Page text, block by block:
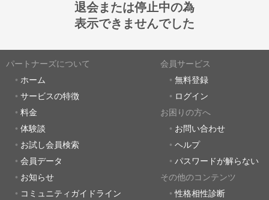
退会または停止中の為
表示できませんでした
パートナーズについて
ホーム
サービスの特徴
料金
体験談
お試し会員検索
会員データ
お知らせ
コミュニティガイドライン
会員サービス
無料登録
ログイン
お困りの方へ
お問い合わせ
ヘルプ
パスワードが解らない
その他のコンテンツ
性格相性診断